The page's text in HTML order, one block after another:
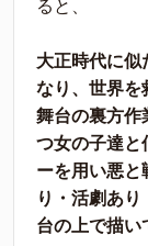
ると、
大正時代に似
なり、世界を
舞台の裏方作
つ女の子達と
ーを用い悪と
り・活劇あ
台の上で描い